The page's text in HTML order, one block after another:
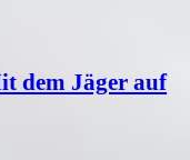
dem Jäger auf